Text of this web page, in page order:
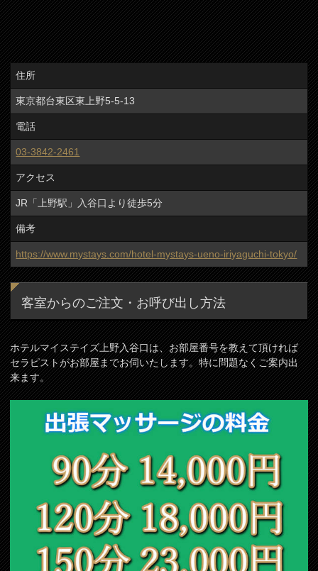
住所
東京都台東区東上野5-5-13
電話
03-3842-2461
アクセス
JR「上野駅」入谷口より徒歩5分
備考
https://www.mystays.com/hotel-mystays-ueno-iriyaguchi-tokyo/
客室からのご注文・お呼び出し方法
ホテルマイステイズ上野入谷口は、お部屋番号を教えて頂ければ
セラピストがお部屋までお伺いたします。特に問題なくご案内出
来ます。